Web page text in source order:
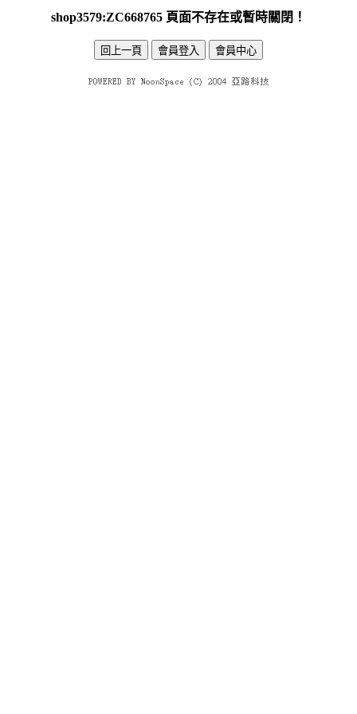
shop3579:ZC668765 頁面不存在或暫時關閉！